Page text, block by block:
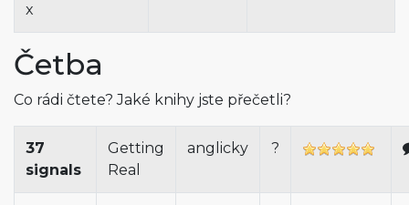
x
Četba
Co rádi čtete? Jaké knihy jste přečetli?
37
signals
Getting
Real
anglicky ?